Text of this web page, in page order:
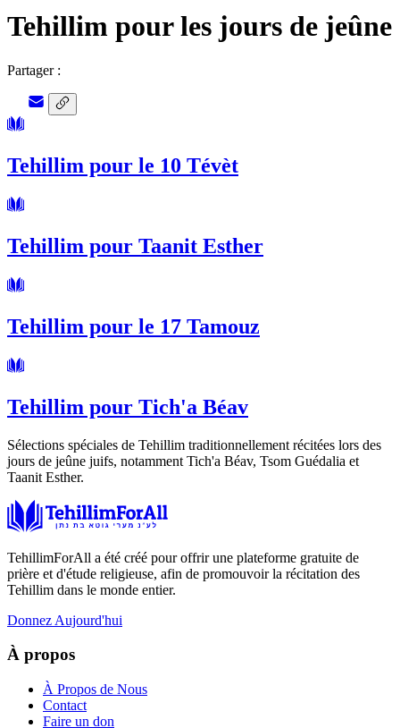
Tehillim pour les jours de jeûne
Partager :
Tehillim pour le 10 Tévèt
Tehillim pour Taanit Esther
Tehillim pour le 17 Tamouz
Tehillim pour Tich'a Béav
Sélections spéciales de Tehillim traditionnellement récitées lors des
jours de jeûne juifs, notamment Tich'a Béav, Tsom Guédalia et
Taanit Esther.
TehillimForAll a été créé pour offrir une plateforme gratuite de
prière et d'étude religieuse, afin de promouvoir la récitation des
Tehillim dans le monde entier.
Donnez Aujourd'hui
À propos
À Propos de Nous
Contact
Faire un don